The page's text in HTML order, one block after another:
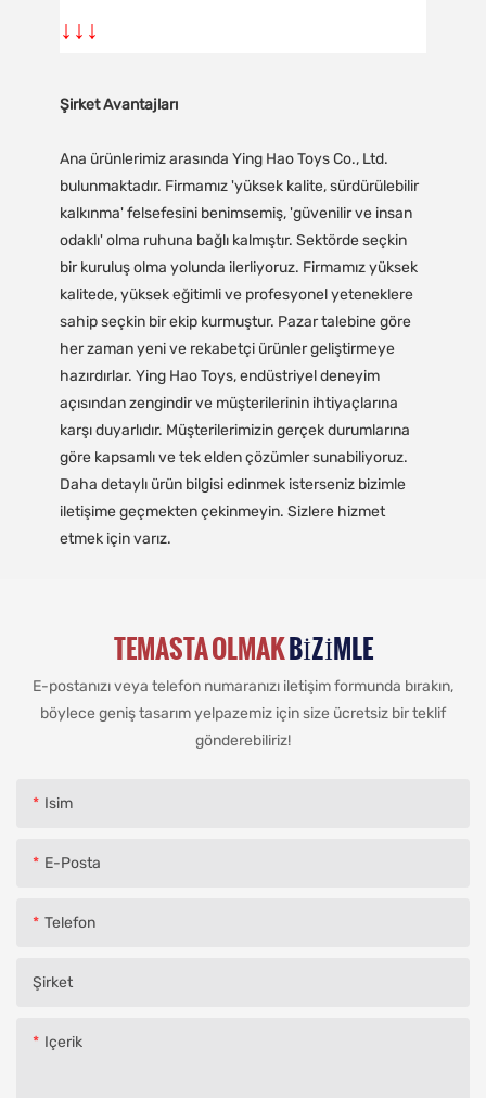
↓↓↓
Şirket Avantajları
Ana ürünlerimiz arasında Ying Hao Toys Co., Ltd.
bulunmaktadır. Firmamız 'yüksek kalite, sürdürülebilir
kalkınma' felsefesini benimsemiş, 'güvenilir ve insan
odaklı' olma ruhuna bağlı kalmıştır. Sektörde seçkin
bir kuruluş olma yolunda ilerliyoruz. Firmamız yüksek
kalitede, yüksek eğitimli ve profesyonel yeteneklere
sahip seçkin bir ekip kurmuştur. Pazar talebine göre
her zaman yeni ve rekabetçi ürünler geliştirmeye
hazırdırlar. Ying Hao Toys, endüstriyel deneyim
açısından zengindir ve müşterilerinin ihtiyaçlarına
karşı duyarlıdır. Müşterilerimizin gerçek durumlarına
göre kapsamlı ve tek elden çözümler sunabiliyoruz.
Daha detaylı ürün bilgisi edinmek isterseniz bizimle
iletişime geçmekten çekinmeyin. Sizlere hizmet
etmek için varız.
TEMASTA OLMAKBIZIMLE
E-postanızı veya telefon numaranızı iletişim formunda bırakın,
böylece geniş tasarım yelpazemiz için size ücretsiz bir teklif
gönderebiliriz!
Isim
E-Posta
Telefon
Şirket
Içerik